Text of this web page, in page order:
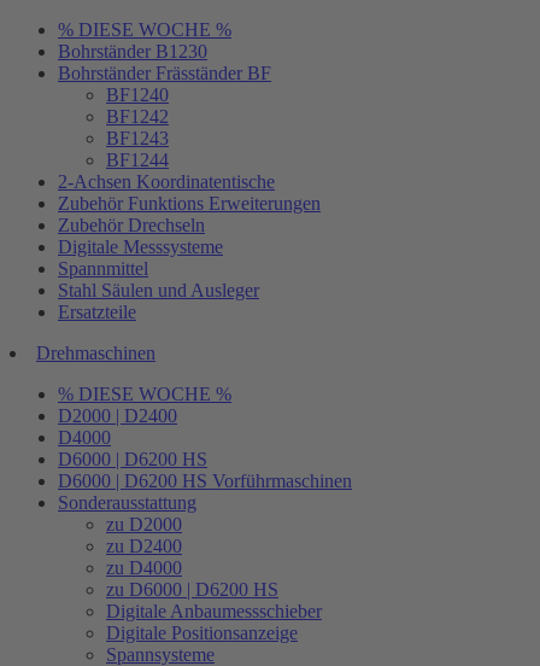
% DIESE WOCHE %
Bohrständer B1230
Bohrständer Fräsständer BF
BF1240
BF1242
BF1243
BF1244
2-Achsen Koordinatentische
Zubehör Funktions Erweiterungen
Zubehör Drechseln
Digitale Messsysteme
Spannmittel
Stahl Säulen und Ausleger
Ersatzteile
Drehmaschinen
% DIESE WOCHE %
D2000 | D2400
D4000
D6000 | D6200 HS
D6000 | D6200 HS Vorführmaschinen
Sonderausstattung
zu D2000
zu D2400
zu D4000
zu D6000 | D6200 HS
Digitale Anbaumessschieber
Digitale Positionsanzeige
Spannsysteme